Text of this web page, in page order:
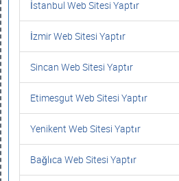
İstanbul Web Sitesi Yaptır
İzmir Web Sitesi Yaptır
Sincan Web Sitesi Yaptır
Etimesgut Web Sitesi Yaptır
Yenikent Web Sitesi Yaptır
Bağlıca Web Sitesi Yaptır